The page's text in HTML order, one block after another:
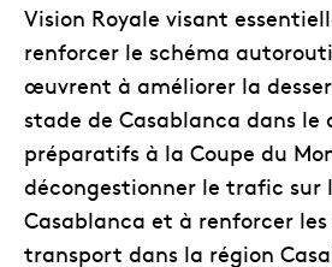
Vision Royale visant
renforcer le schéma
œuvrent à améliorer la
stade de Casablanca dans le
préparatifs à la Coupe du
décongestionner le trafic sur
Casablanca et à renforcer les
transport dans la région